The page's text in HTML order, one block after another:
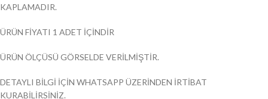
KAPLAMADIR.
ÜRÜN FİYATI 1 ADET İÇİNDİR
ÜRÜN ÖLÇÜSÜ GÖRSELDE VERİLMİŞTİR.
DETAYLI BİLGİ İÇİN WHATSAPP ÜZERİNDEN İRTİBAT
KURABİLİRSİNİZ.